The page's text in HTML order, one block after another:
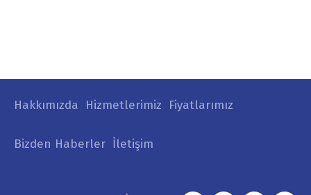
Hakkımızda Hizmetlerimiz Fiyatlarımız
Bizden Haberler İletişim